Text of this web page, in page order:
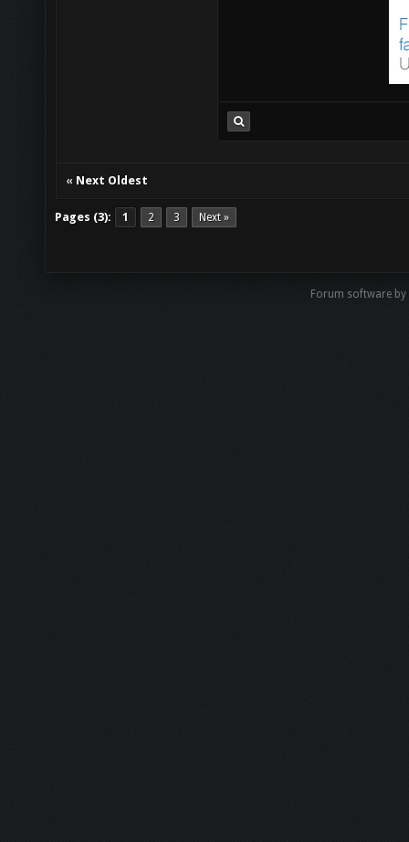
« Next Oldest
Pages (3): 1 2 3 Next »
Forum software